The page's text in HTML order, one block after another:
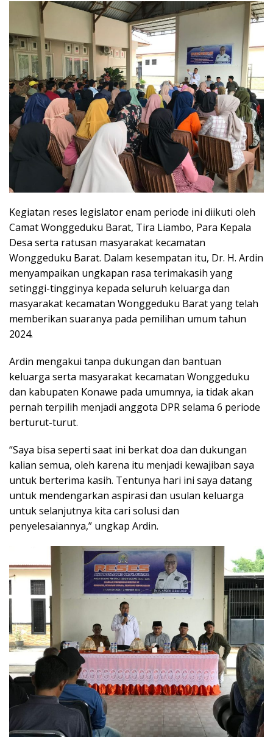
Kegiatan reses legislator enam periode ini diikuti oleh
Camat Wonggeduku Barat, Tira Liambo, Para Kepala
Desa serta ratusan masyarakat kecamatan
Wonggeduku Barat. Dalam kesempatan itu, Dr. H. Ardin
menyampaikan ungkapan rasa terimakasih yang
setinggi-tingginya kepada seluruh keluarga dan
masyarakat kecamatan Wonggeduku Barat yang telah
memberikan suaranya pada pemilihan umum tahun
2024.
Ardin mengakui tanpa dukungan dan bantuan
keluarga serta masyarakat kecamatan Wonggeduku
dan kabupaten Konawe pada umumnya, ia tidak akan
pernah terpilih menjadi anggota DPR selama 6 periode
berturut-turut.
“Saya bisa seperti saat ini berkat doa dan dukungan
kalian semua, oleh karena itu menjadi kewajiban saya
untuk berterima kasih. Tentunya hari ini saya datang
untuk mendengarkan aspirasi dan usulan keluarga
untuk selanjutnya kita cari solusi dan
penyelesaiannya,” ungkap Ardin.